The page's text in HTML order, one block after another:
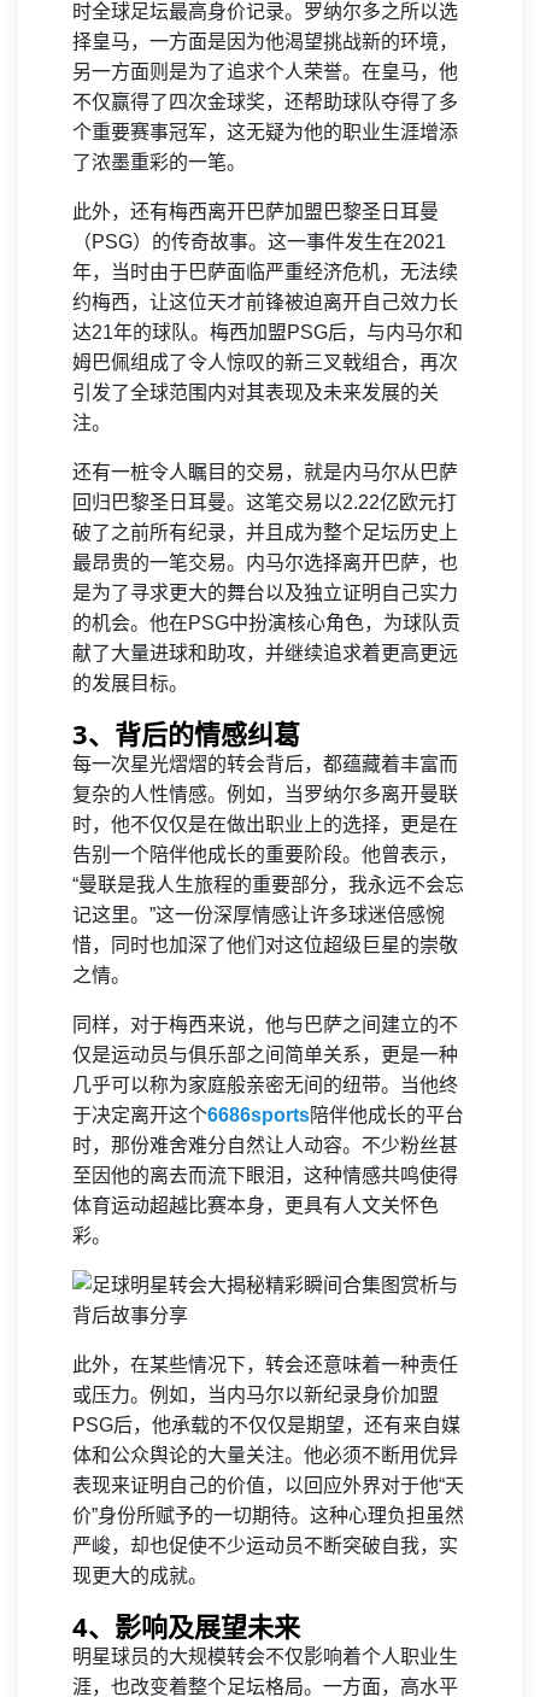
时全球足坛最高身价记录。罗纳尔多之所以选
择皇马，一方面是因为他渴望挑战新的环境，
另一方面则是为了追求个人荣誉。在皇马，他
不仅赢得了四次金球奖，还帮助球队夺得了多
个重要赛事冠军，这无疑为他的职业生涯增添
了浓墨重彩的一笔。
此外，还有梅西离开巴萨加盟巴黎圣日耳曼
（PSG）的传奇故事。这一事件发生在2021
年，当时由于巴萨面临严重经济危机，无法续
约梅西，让这位天才前锋被迫离开自己效力长
达21年的球队。梅西加盟PSG后，与内马尔和
姆巴佩组成了令人惊叹的新三叉戟组合，再次
引发了全球范围内对其表现及未来发展的关
注。
还有一桩令人瞩目的交易，就是内马尔从巴萨
回归巴黎圣日耳曼。这笔交易以2.22亿欧元打
破了之前所有纪录，并且成为整个足坛历史上
最昂贵的一笔交易。内马尔选择离开巴萨，也
是为了寻求更大的舞台以及独立证明自己实力
的机会。他在PSG中扮演核心角色，为球队贡
献了大量进球和助攻，并继续追求着更高更远
的发展目标。
3、背后的情感纠葛
每一次星光熠熠的转会背后，都蕴藏着丰富而
复杂的人性情感。例如，当罗纳尔多离开曼联
时，他不仅仅是在做出职业上的选择，更是在
告别一个陪伴他成长的重要阶段。他曾表示，
“曼联是我人生旅程的重要部分，我永远不会忘
记这里。”这一份深厚情感让许多球迷倍感惋
惜，同时也加深了他们对这位超级巨星的崇敬
之情。
同样，对于梅西来说，他与巴萨之间建立的不
仅是运动员与俱乐部之间简单关系，更是一种
几乎可以称为家庭般亲密无间的纽带。当他终
于决定离开这个6686sports陪伴他成长的平台
时，那份难舍难分自然让人动容。不少粉丝甚
至因他的离去而流下眼泪，这种情感共鸣使得
体育运动超越比赛本身，更具有人文关怀色
彩。
此外，在某些情况下，转会还意味着一种责任
或压力。例如，当内马尔以新纪录身价加盟
PSG后，他承载的不仅仅是期望，还有来自媒
体和公众舆论的大量关注。他必须不断用优异
表现来证明自己的价值，以回应外界对于他“天
价”身份所赋予的一切期待。这种心理负担虽然
严峻，却也促使不少运动员不断突破自我，实
现更大的成就。
4、影响及展望未来
明星球员的大规模转会不仅影响着个人职业生
涯，也改变着整个足坛格局。一方面，高水平